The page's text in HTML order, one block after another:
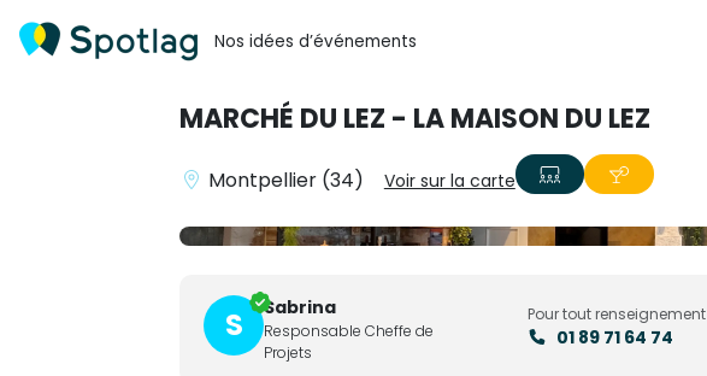
Nos idées d’événements
MARCHÉ DU LEZ - LA MAISON DU LEZ
Montpellier (34) Voir sur la carte
S Sabrina
Responsable Cheffe de
Projets
Pour tout renseignement
01 89 71 64 74